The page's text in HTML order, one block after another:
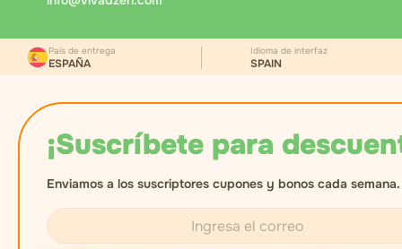
¡Suscríbete para
Enviamos a los suscriptores cupones y bonos cada semana.
País de entrega
ESPAÑA
Idioma de interfaz
SPAIN